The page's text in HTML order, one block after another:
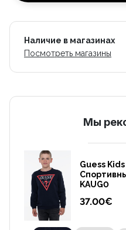
Наличие в магазинах
Посмотреть магазины
Mы
Guess Kids
KAUG0
37.00€